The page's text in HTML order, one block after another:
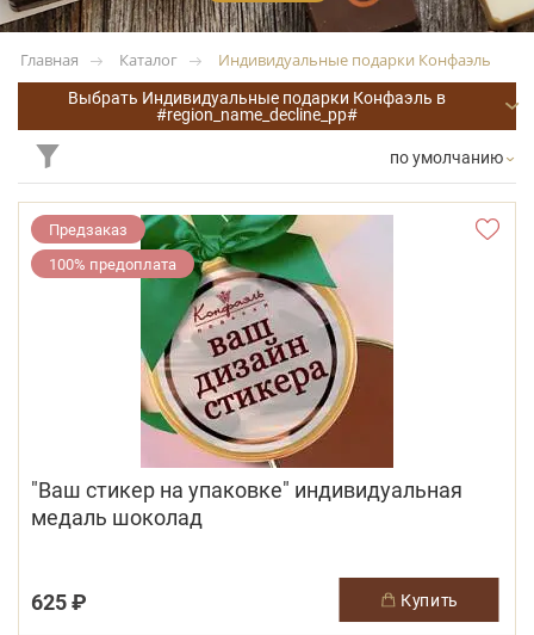
Главная Каталог Индивидуальные подарки Конфаэль
Выбрать Индивидуальные подарки Конфаэль в
#region_name_decline_pp#
по умолчанию
Предзаказ
100% предоплата
"Ваш стикер на упаковке" индивидуальная
медаль шоколад
625 ₽ купить